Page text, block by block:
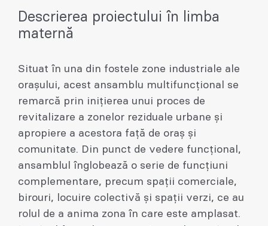
Descrierea proiectului în limba
maternă
Situat în una din fostele zone industriale ale
orașului, acest ansamblu multifuncțional se
remarcă prin inițierea unui proces de
revitalizare a zonelor reziduale urbane și
apropiere a acestora față de oraș și
comunitate. Din punct de vedere funcțional,
ansamblul înglobează o serie de funcțiuni
complementare, precum spații comerciale,
birouri, locuire colectivă și spații verzi, ce au
rolul de a anima zona în care este amplasat.